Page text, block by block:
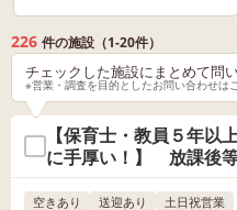
226 件の施設（1-20件）
チェックした施設にまとめて問
※営業・調査を目的としたお問い合わせは
【保育士・教員５年以
に手厚い！】 放課後
空きあり 送迎あり 土日祝営業